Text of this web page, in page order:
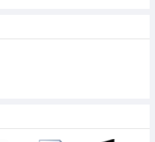
在招骋前面信息内容教育的特
提供从高效率的线上配对到招骋
应用AI该方法提升了招骋和支付
头公司寻找菁英人才，为公司提
的减少了猎头公司的時间，也增
招聘信息，让用户可以更顺利
有应聘求职工作压力，不必担心